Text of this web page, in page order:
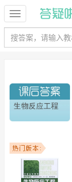
程、生物技术、化
程（会计学方向）、
以下学校的同学下载过
科技大学、南京财
兰州交通大学、北